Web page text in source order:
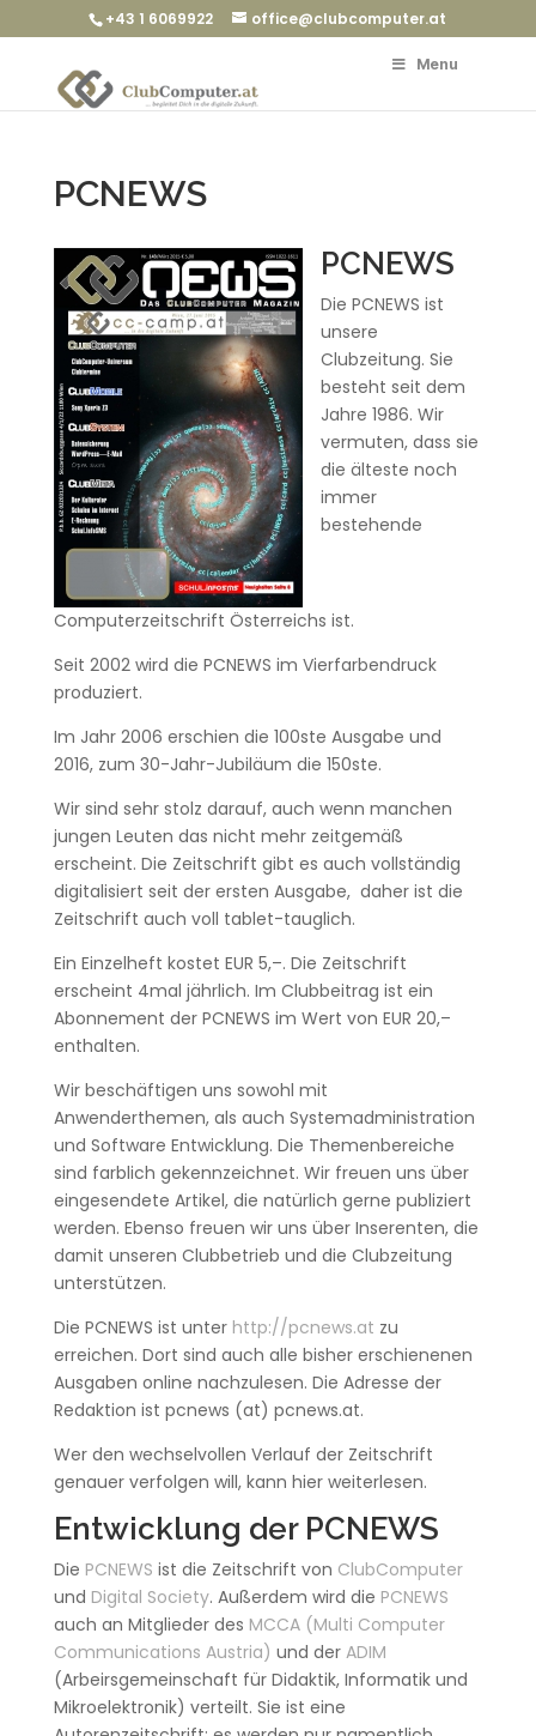
+43 1 6069922 office@clubcomputer.at
Menu
PCNEWS
PCNEWS
Die PCNEWS ist
unsere
Clubzeitung. Sie
besteht seit dem
Jahre 1986. Wir
vermuten, dass sie
die älteste noch
immer
bestehende
Computerzeitschrift Österreichs ist.
Seit 2002 wird die PCNEWS im Vierfarbendruck
produziert.
Im Jahr 2006 erschien die 100ste Ausgabe und
2016, zum 30-Jahr-Jubiläum die 150ste.
Wir sind sehr stolz darauf, auch wenn manchen
jungen Leuten das nicht mehr zeitgemäß
erscheint. Die Zeitschrift gibt es auch vollständig
digitalisiert seit der ersten Ausgabe, daher ist die
Zeitschrift auch voll tablet-tauglich.
Ein Einzelheft kostet EUR 5,–. Die Zeitschrift
erscheint 4mal jährlich. Im Clubbeitrag ist ein
Abonnement der PCNEWS im Wert von EUR 20,–
enthalten.
Wir beschäftigen uns sowohl mit
Anwenderthemen, als auch Systemadministration
und Software Entwicklung. Die Themenbereiche
sind farblich gekennzeichnet. Wir freuen uns über
eingesendete Artikel, die natürlich gerne publiziert
werden. Ebenso freuen wir uns über Inserenten, die
damit unseren Clubbetrieb und die Clubzeitung
unterstützen.
Die PCNEWS ist unter http://pcnews.at zu
erreichen. Dort sind auch alle bisher erschienenen
Ausgaben online nachzulesen. Die Adresse der
Redaktion ist pcnews (at) pcnews.at.
Wer den wechselvollen Verlauf der Zeitschrift
genauer verfolgen will, kann hier weiterlesen.
Entwicklung der PCNEWS
Die PCNEWS ist die Zeitschrift von ClubComputer
und Digital Society. Außerdem wird die PCNEWS
auch an Mitglieder des MCCA (Multi Computer
Communications Austria) und der ADIM
(Arbeirsgemeinschaft für Didaktik, Informatik und
Mikroelektronik) verteilt. Sie ist eine